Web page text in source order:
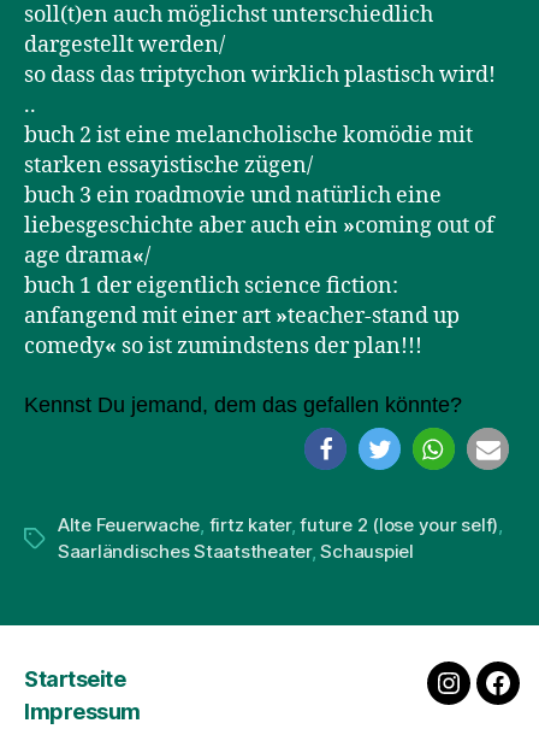
soll(t)en auch möglichst unterschiedlich
dargestellt werden/
so dass das triptychon wirklich plastisch wird!
..
buch 2 ist eine melancholische komödie mit
starken essayistische zügen/
buch 3 ein roadmovie und natürlich eine
liebesgeschichte aber auch ein »coming out of
age drama«/
buch 1 der eigentlich science fiction:
anfangend mit einer art »teacher-stand up
comedy« so ist zumindstens der plan!!!
Kennst Du jemand, dem das gefallen könnte?
Schlagwörter
Alte Feuerwache firtz kater,future 2 (lose your self)
Saarländisches Staatstheater,Schauspiel
Startseite
Impressum